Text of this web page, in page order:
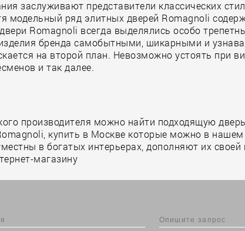
заслуживают представители классических
модельный ряд элитных дверей Romagnoli
Romagnoli всегда выделялись особо
бренда самобытными, шикарными и
на второй план. Невозможно устоять при
и так далее.
производителя можно найти подходящую
купить в Москве которые можно в нашем
в богатых интерьерах, дополняют их
магазину